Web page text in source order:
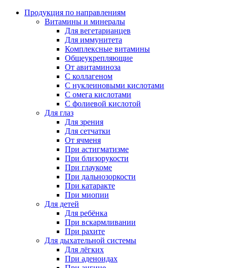
Продукция по направлениям
Витамины и минералы
Для вегетарианцев
Для иммунитета
Комплексные витамины
Общеукрепляющие
От авитаминоза
С коллагеном
С нуклеиновыми кислотами
С омега кислотами
С фолиевой кислотой
Для глаз
Для зрения
Для сетчатки
От ячменя
При астигматизме
При близорукости
При глаукоме
При дальнозоркости
При катаракте
При миопии
Для детей
Для ребёнка
При вскармливании
При рахите
Для дыхательной системы
Для лёгких
При аденоидах